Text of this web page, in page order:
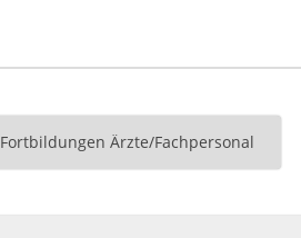
Fortbildungen Ärzte/Fachpersonal